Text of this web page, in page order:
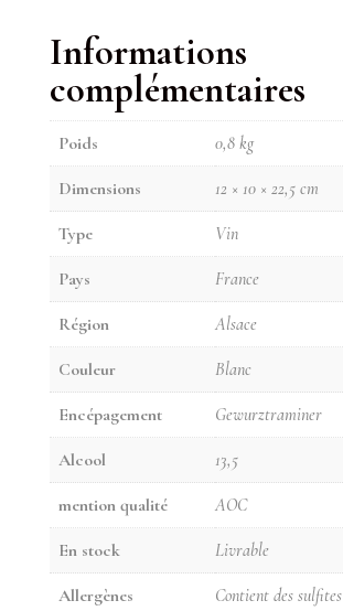
Informations
complémentaires
Poids 0,8 kg
Dimensions 12 × 10 × 22,5 cm
Type Vin
Pays France
Région Alsace
Couleur Blanc
Encépagement Gewurztraminer
Alcool 13,5
mention qualité AOC
En stock Livrable
Allergènes Contient des sulfites